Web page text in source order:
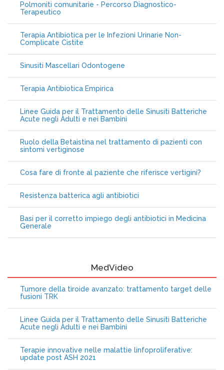
Polmoniti comunitarie - Percorso Diagnostico-
Terapeutico
Terapia Antibiotica per le Infezioni Urinarie Non-
Complicate Cistite
Sinusiti Mascellari Odontogene
Terapia Antibiotica Empirica
Linee Guida per il Trattamento delle Sinusiti Batteriche
Acute negli Adulti e nei Bambini
Ruolo della Betaistina nel trattamento di pazienti con
sintomi vertiginose
Cosa fare di fronte al paziente che riferisce vertigini?
Resistenza batterica agli antibiotici
Basi per il corretto impiego degli antibiotici in Medicina
Generale
MedVideo
Tumore della tiroide avanzato: trattamento target delle
fusioni TRK
Linee Guida per il Trattamento delle Sinusiti Batteriche
Acute negli Adulti e nei Bambini
Terapie innovative nelle malattie linfoproliferative:
update post ASH 2021